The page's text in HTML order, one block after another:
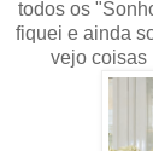
todos os
fiquei e ainda
vejo coisas